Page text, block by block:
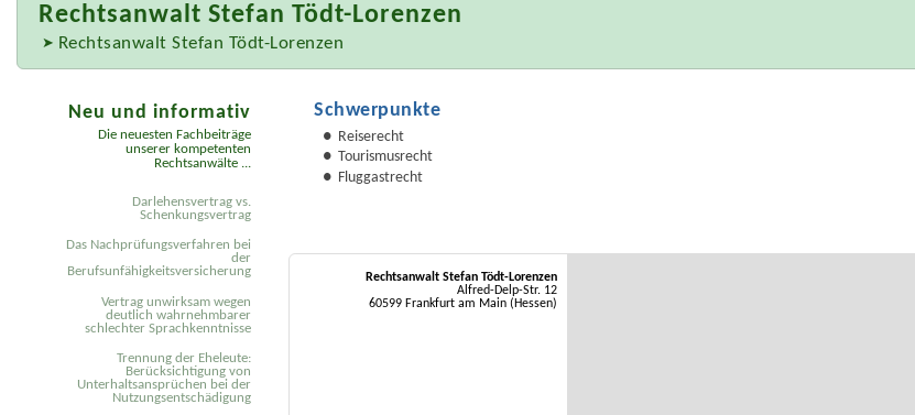
RechtsanwaltStefan Tödt-Lorenzen
Rechtsanwalt Stefan Tödt-Lorenzen
Schwerpunkte
Reiserecht
Tourismusrecht
Fluggastrecht
Rechtsanwalt Stefan Tödt-Lorenzen
Alfred-Delp-Str. 12
60599 Frankfurt am Main (Hessen)
Neu und informativ
Die neuesten Fachbeiträge
unserer kompetenten
Rechtsanwälte ...
Darlehensvertrag vs.
Schenkungsvertrag
Das Nachprüfungsverfahren bei
der
Berufsunfähigkeitsversicherung
Vertrag unwirksam wegen
deutlich wahrnehmbarer
schlechter Sprachkenntnisse
Trennung der Eheleute:
Berücksichtigung von
Unterhaltsansprüchen bei der
Nutzungsentschädigung